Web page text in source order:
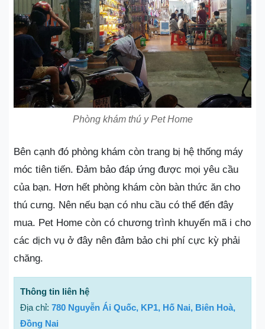
Phòng khám thú y Pet Home
Bên cạnh đó phòng khám còn trang bị hệ thống máy
móc tiên tiến. Đảm bảo đáp ứng được mọi yêu cầu
của bạn. Hơn hết phòng khám còn bàn thức ăn cho
thú cưng. Nên nếu bạn có nhu cầu có thể đến đây
mua. Pet Home còn có chương trình khuyến mã i cho
các dịch vụ ở đây nên đảm bảo chi phí cực kỳ phải
chăng.
Thông tin liên hệ
Địa chỉ: 780 Nguyễn Ái Quốc, KP1, Hố Nai, Biên Hoà,
Đồng Nai